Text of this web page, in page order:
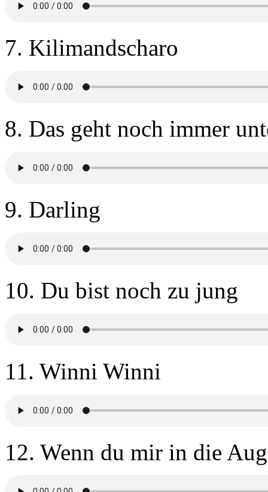
7. Kilimandscharo
8. Das geht noch immer
9. Darling
10. Du bist noch zu jung
11. Winni Winni
12. Wenn du mir in die